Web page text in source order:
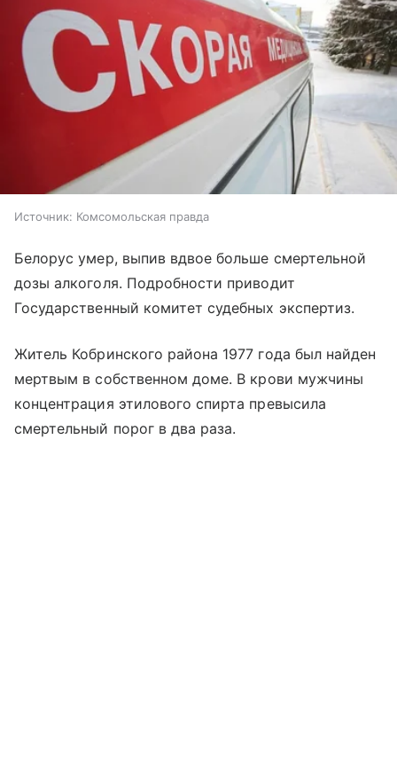
Источник: Комсомольская правда
Белорус умер, выпив вдвое больше смертельной
дозы алкоголя. Подробности приводит
Государственный комитет судебных экспертиз.
Житель Кобринского района 1977 года был найден
мертвым в собственном доме. В крови мужчины
концентрация этилового спирта превысила
смертельный порог в два раза.